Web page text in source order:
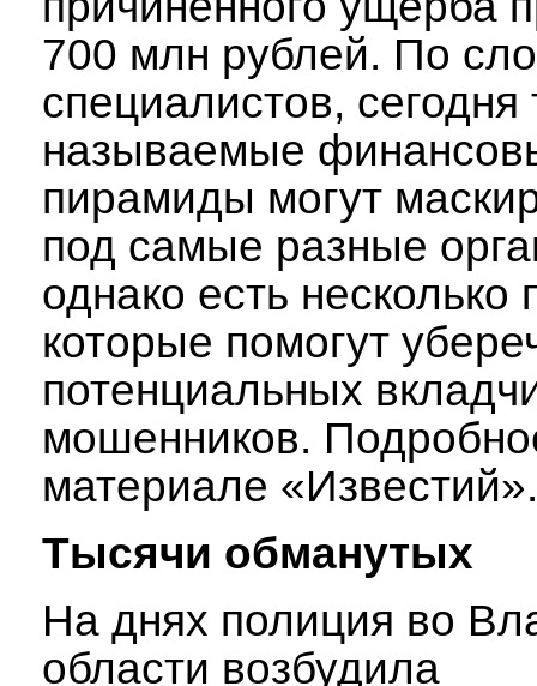
700 млн рублей. По
специалистов, сегодня
называемые
пирамиды могут
под самые разные
однако есть несколько
которые помогут
потенциальных
мошенников.
материале «Известий».
Тысячи обманутых
На днях полиция во
области возбудила